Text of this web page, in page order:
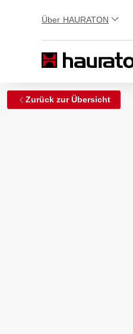
Über HAURATON
Zurück zur Übersicht